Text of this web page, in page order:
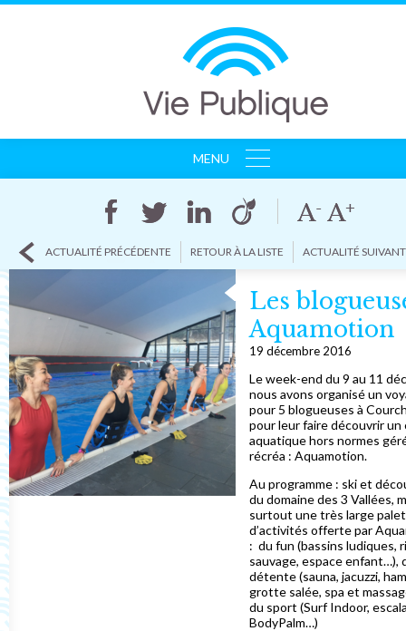
MENU
RÉFÉRENCES
ACTUALITÉ PRÉCÉDENTE RETOUR À LA LISTE ACTUALITÉ
Les
Aquamotion
19 décembre 2016
Le week-end du 9 au 11
nous avons organisé un
pour 5 blogueuses à
pour leur faire découvrir
aquatique hors normes
récréa : Aquamotion.
Au programme : ski et
du domaine des 3 Vallées,
surtout une très large
d’activités offerte par
: du fun (bassins ludiques,
sauvage, espace enfant…),
détente (sauna, jacuzzi,
grotte salée, spa et
du sport (Surf Indoor,
BodyPalm…)